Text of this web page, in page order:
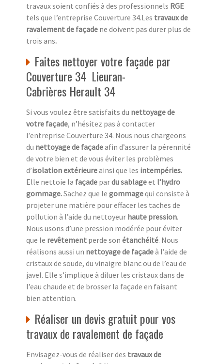
travaux soient confiés à des professionnels RGE
tels que l’entreprise Couverture 34.Les travaux de
ravalement de façade ne doivent pas durer plus de
trois ans.
Faites nettoyer votre façade par
Couverture 34 Lieuran-
Cabrières Herault 34
Si vous voulez être satisfaits du nettoyage de
votre façade, n’hésitez pas à contacter
l’entreprise Couverture 34. Nous nous chargeons
du nettoyage de façadeafin d’assurer la pérennité
de votre bien et de vous éviter les problèmes
d’isolation extérieureainsi que les intempéries.
Elle nettoie la façade pardu sablageet l’hydro
gommage.Sachez que le gommagequi consiste à
projeter une matière pour effacer les taches de
pollution à l’aide du nettoyeur haute pression.
Nous usons d’une pression modérée pour éviter
que le revêtement perde son étanchéité. Nous
réalisons aussi un nettoyage de façadeà l’aide de
cristaux de soude, du vinaigre blanc ou de l’eau de
javel. Elle s’implique à diluer les cristaux dans de
l’eau chaude et de brosser la façade en faisant
bien attention.
Réaliser un devis gratuit pour vos
travaux de ravalement de façade
Envisagez-vous de réaliser des travaux de